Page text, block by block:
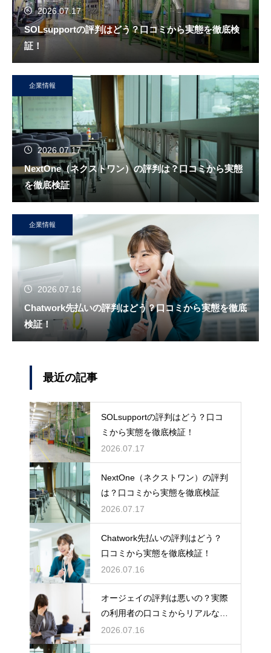
2026.07.17
SOLsupportの評判はどう？口コミから実態を徹底検
証！
企業情報
2026.07.17
NextOne（ネクストワン）の評判は？口コミから実態
を徹底検証
企業情報
2026.07.16
Chatwork先払いの評判はどう？口コミから実態を徹底
検証！
最近の記事
SOLsupportの評判はどう？口コ
ミから実態を徹底検証！
2026.07.17
NextOne（ネクストワン）の評判
は？口コミから実態を徹底検証
2026.07.17
Chatwork先払いの評判はどう？
口コミから実態を徹底検証！
2026.07.16
オージェイの評判は悪いの？実際
の利用者の口コミからリアルな実
態検証
2026.07.16